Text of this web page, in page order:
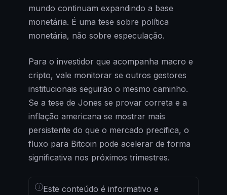
mundo continuam expandindo a base
monetária. É uma tese sobre política
monetária, não sobre especulação.
Para o investidor que acompanha macro e
cripto, vale monitorar se outros gestores
institucionais seguirão o mesmo caminho.
Se a tese de Jones se provar correta e a
inflação americana se mostrar mais
persistente do que o mercado precifica, o
fluxo para Bitcoin pode acelerar de forma
significativa nos próximos trimestres.
i Este conteúdo é informativo e